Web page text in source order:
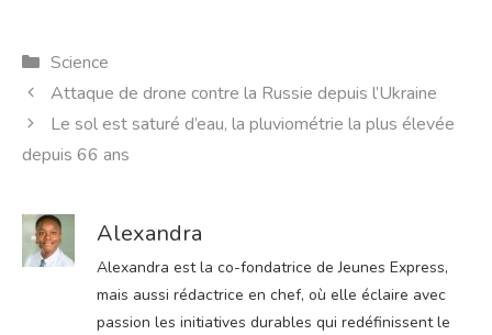
Catégories
Science
Attaque de drone contre la Russie depuis l’Ukraine
Le sol est saturé d’eau, la pluviométrie la plus élevée
depuis 66 ans
Alexandra
Alexandra est la co-fondatrice de Jeunes Express,
mais aussi rédactrice en chef, où elle éclaire avec
passion les initiatives durables qui redéfinissent le